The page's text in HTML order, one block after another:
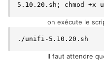
5.10.20.sh; chmod +x
on exécute le
./unifi-5.10.20.sh
Il faut attendre